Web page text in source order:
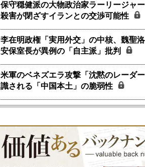
保守穏健派の大物政治家ラーリージャ
殺害が閉ざすイランとの交渉可能性
李在明政権「実用外交」の中核、魏聖
安保室長が異例の「自主派」批判
米軍のベネズエラ攻撃「沈黙のレーダ
識される「中国本土」の脆弱性